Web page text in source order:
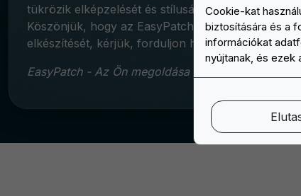
tükrözik elképzelését és stílusát. Ingyenes
Köszönjük, hogy az EasyPatch-et választotta az
elkészítését, kérjük, forduljon hozzánk
EasyPatch - Az Ön megoldása a személyre
Cookie-kat
biztosítására és a
információkat
nyújtanak, és ezek